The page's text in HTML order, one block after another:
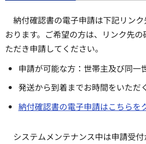
納付確認書の電子申請は下記リン
おります。ご希望の方は、リンク先
ただき申請してください。
申請が可能な方：世帯主及び同一
発送から到着までお時間をいただ
納付確認書の電子申請はこちらを
システムメンテナンス中は申請受付